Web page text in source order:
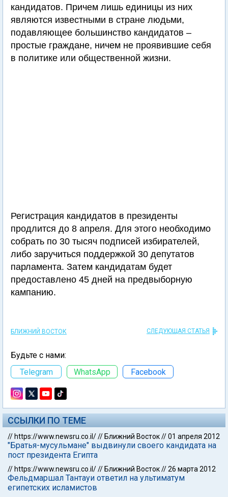
кандидатов. Причем лишь единицы из них
являются известными в стране людьми,
подавляющее большинство кандидатов –
простые граждане, ничем не проявившие себя
в политике или общественной жизни.
Регистрация кандидатов в президенты
продлится до 8 апреля. Для этого необходимо
собрать по 30 тысяч подписей избирателей,
либо заручиться поддержкой 30 депутатов
парламента. Затем кандидатам будет
предоставлено 45 дней на предвыборную
кампанию.
БЛИЖНИЙ ВОСТОК СЛЕДУЮЩАЯ СТАТЬЯ
Будьте с нами:
Telegram
WhatsApp Facebook
ССЫЛКИ ПО ТЕМЕ
// https://www.newsru.co.il/// Ближний Восток//01 апреля 2012
"Братья-мусульмане" выдвинули своего кандидата на
пост президента Египта
// https://www.newsru.co.il/// Ближний Восток//26 марта 2012
Фельдмаршал Тантауи ответил на ультиматум
египетских исламистов